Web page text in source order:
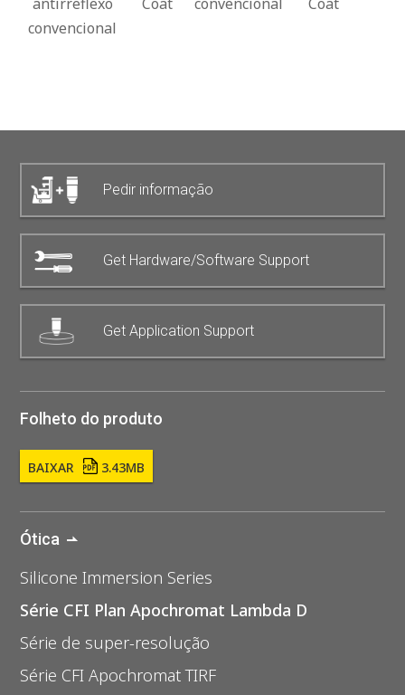
convencional
Pedir informação
Get Hardware/Software Support
Get Application Support
Folheto do produto
BAIXAR 3.43MB
Ótica
Silicone Immersion Series
Série CFI Plan Apochromat Lambda D
Série de super-resolução
Série CFI Apochromat TIRF